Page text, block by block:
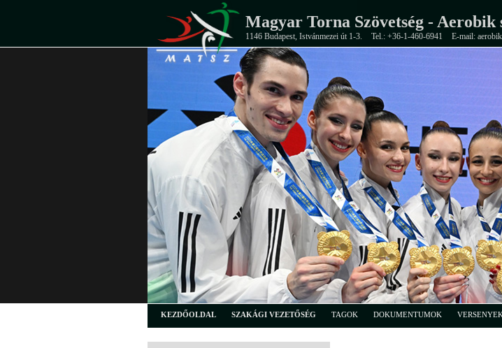
Magyar Torna Szövetség - Aerobik
1146 Budapest, Istvánmezei út 1-3. Tel.: +36-1-460-6941 E-mail:
KEZDŐOLDAL SZAKÁGI VEZETŐSÉG TAGOK DOKUMENTUMOK